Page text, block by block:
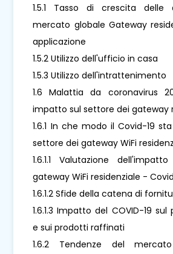
1.5.1 Tasso di crescita delle
mercato globale Gateway
applicazione
1.5.2 Utilizzo dell'ufficio in casa
1.5.3 Utilizzo dell'intrattenimento
1.6 Malattia da coronavirus
impatto sul settore dei gateway
1.6.1 In che modo il Covid-19
settore dei gateway WiFi
1.6.1.1 Valutazione
gateway WiFi residenziale -
1.6.1.2 Sfide della catena di
1.6.1.3 Impatto del COVID-19
e sui prodotti raffinati
1.6.2 Tendenze del